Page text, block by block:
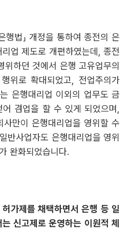
행법」 개정을 통하여 종전의 은
업 제도로 개편하였는데, 종전
위하던 것에서 은행 고유업무의
위로 확대되었고, 전업주의가
은행대리업 이외의 업무도 금
겸업을 할 수 있게 되었으며,
만이 은행대리업을 영위할 수
반사업자도 은행대리업을 영위
완화되었습니다.
가제를 채택하면서 은행 등 일
신고제로 운영하는 이원적 체